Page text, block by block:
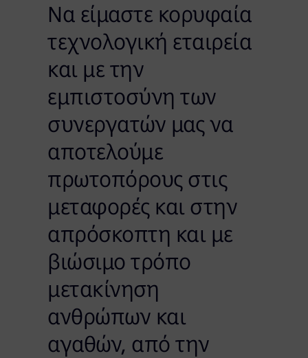
Να είμαστε κορυφαία
τεχνολογική εταιρεία
και με την
εμπιστοσύνη των
συνεργατών μας να
αποτελούμε
πρωτοπόρους στις
μεταφορές και στην
απρόσκοπτη και με
βιώσιμο τρόπο
μετακίνηση
ανθρώπων και
αγαθών, από την